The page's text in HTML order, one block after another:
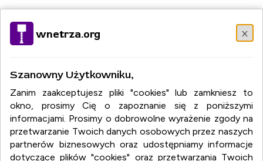
wnetrza.org x
Szanowny Użytkowniku,
Zanim zaakceptujesz pliki "cookies" lub zamkniesz to
okno, prosimy Cię o zapoznanie się z poniższymi
informacjami. Prosimy o dobrowolne wyrażenie zgody na
przetwarzanie Twoich danych osobowych przez naszych
partnerów biznesowych oraz udostępniamy informacje
dotyczące plików "cookies" oraz przetwarzania Twoich
PT
RO